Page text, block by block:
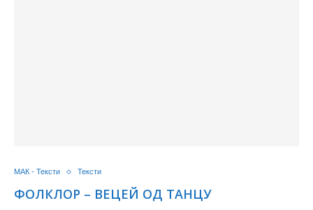
МАК - Тексти Тексти
ФОЛКЛОР – ВЕЦЕЙ ОД ТАНЦУ